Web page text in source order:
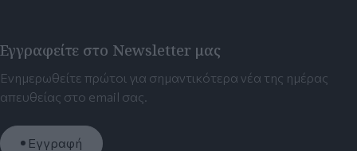
Εγγραφείτε στο Newsletter μας
Ενημερωθείτε πρώτοι για σημαντικότερα νέα της ημέρας
απευθείας στο email σας.
Εγγραφή